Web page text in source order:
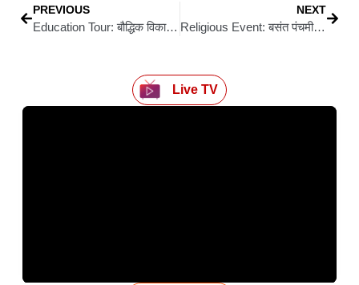
PREVIOUS
Education Tour: बौद्धिक विकास को मिला नया आयाम, नत्थू छाप उच्च माध्यमिक विद्यालय के छात्रों का इंजीनियरिंग कॉलेज परिभ्रमण
NEXT
Religious Event: बसंत पंचमी पर 23 जनवरी को सिवान के कचहरी दुर्गा माता मंदिर में होगा 23वां विशाल भंडारा, दोपहर से रात तक चलेगा पूजन और प्रसाद वितरण
Live TV